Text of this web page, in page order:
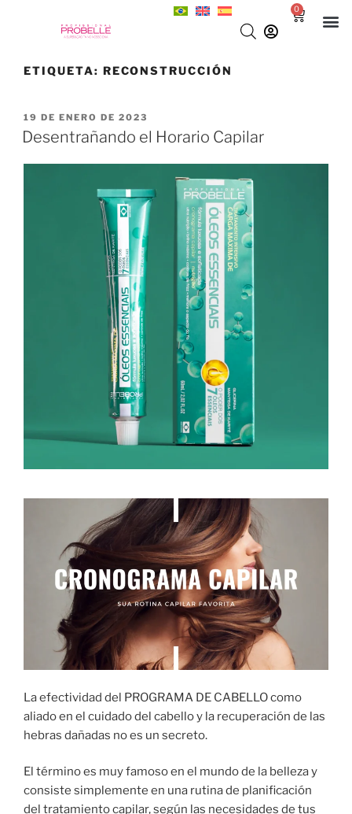
0
ETIQUETA: RECONSTRUCCIÓN
19 DE ENERO DE 2023
Desentrañando el Horario Capilar
La efectividad del PROGRAMA DE CABELLO como
aliado en el cuidado del cabello y la recuperación de las
hebras dañadas no es un secreto.
El término es muy famoso en el mundo de la belleza y
consiste simplemente en una rutina de planificación
del tratamiento capilar, según las necesidades de tus